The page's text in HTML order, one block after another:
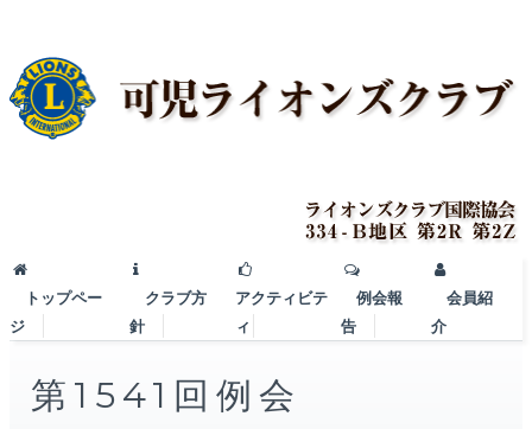
トップペー
ジ
クラブ方
針
アクティビテ
ィ
例会報
告
会員紹
介
第1541回例会